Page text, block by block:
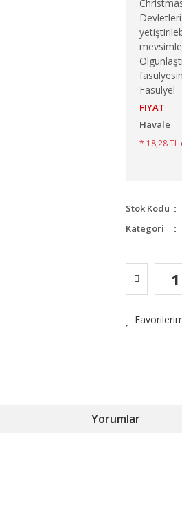
Fasulyel
FIYAT
Havale
* 18,28 TL
Stok Kodu
Kategori
Yorumlar